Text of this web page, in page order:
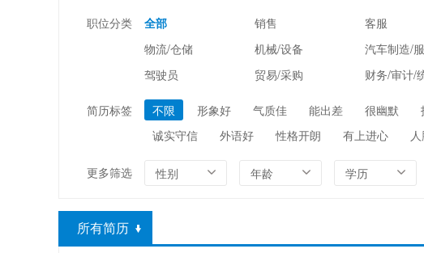
职位分类 全部 销售 客服
物流/仓储
机械/设备 汽车制造/
驾驶员
贸易/采购 财务/审计/
美容/美发
市场/媒介/公关
广告/会展/咨询 服装/纺织/
能源/电力/矿产
化工 环保
简历标签 不限 形象好 气质佳 能出差 很幽默
诚实守信
外语好 性格开朗 有上进心
更多筛选 性别 年龄 学历
所有简历